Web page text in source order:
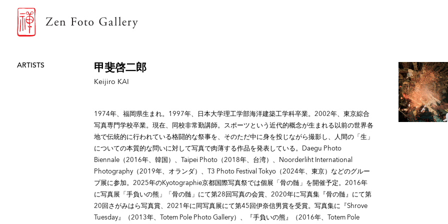
ARTISTS 甲斐啓二郎
Keijiro KAI
1974年、福岡県生まれ。1997年、日本大学理工学部海洋建築工学科卒業。2002年、東京綜合
写真専門学校卒業。現在、同校非常勤講師。スポーツという近代的概念が生まれる以前の世界各
地で伝統的に行われている格闘的な祭事を、そのただ中に身を投じながら撮影し、人間の「生」
についての本質的な問いに対して写真で肉薄する作品を発表している。Daegu Photo
Biennale（2016年、韓国）、Taipei Photo（2018年、台湾）、Noorderliht International
Photography（2019年、オランダ）、T3 Photo Festival Tokyo（2024年、東京）などのグルー
プ展に参加。2025年のKyotographie京都国際写真祭では個展「骨の髄」を開催予定。2016年
に写真展「手負いの熊」「骨の髄」にて第28回写真の会賞、2020年に写真集『骨の髄』にて第
20回さがみはら写真賞、2021年に同写真展にて第45回伊奈信男賞を受賞。写真集に『Shrove
Tuesday』（2013年、Totem Pole Photo Gallery）、『手負いの熊』（2016年、Totem Pole